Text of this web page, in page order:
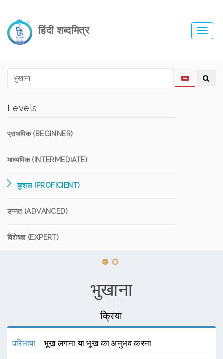
हिंदी शब्दमित्र
Levels
प्राथमिक (BEGINNER)
माध्यमिक (INTERMEDIATE)
कुशल (PROFICIENT)
उन्नत (ADVANCED)
विशेषज्ञ (EXPERT)
भुखाना
क्रिया
परिभाषा - भूख लगना या भूख का अनुभव करना